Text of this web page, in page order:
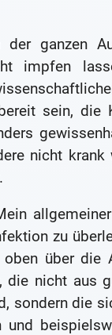
ganzen
impfen
sein, die
nicht krank
zu
über die
die nicht aus
sondern die